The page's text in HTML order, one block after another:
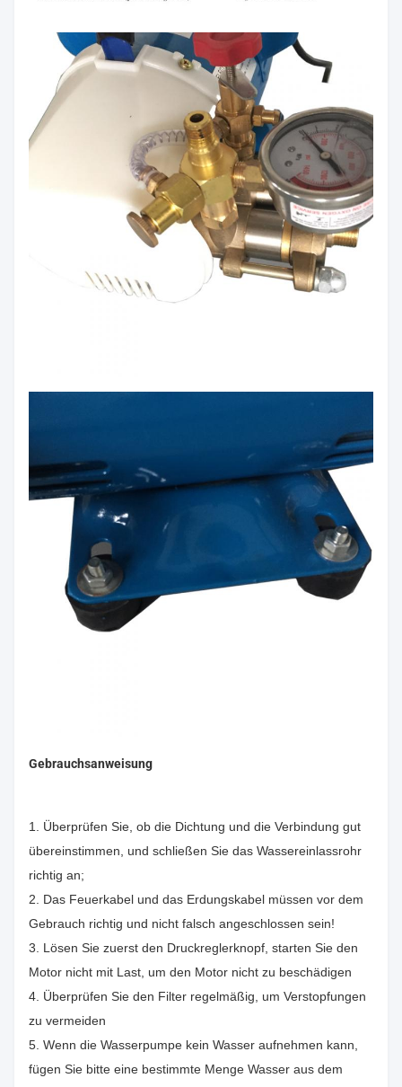
Gebrauchsanweisung
1. Überprüfen Sie, ob die Dichtung und die Verbindung gut
übereinstimmen, und schließen Sie das Wassereinlassrohr
richtig an;
2. Das Feuerkabel und das Erdungskabel müssen vor dem
Gebrauch richtig und nicht falsch angeschlossen sein!
3. Lösen Sie zuerst den Druckreglerknopf, starten Sie den
Motor nicht mit Last, um den Motor nicht zu beschädigen
4. Überprüfen Sie den Filter regelmäßig, um Verstopfungen
zu vermeiden
5. Wenn die Wasserpumpe kein Wasser aufnehmen kann,
fügen Sie bitte eine bestimmte Menge Wasser aus dem